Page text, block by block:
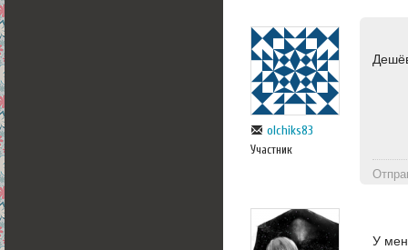
olchiks83
Участник
У